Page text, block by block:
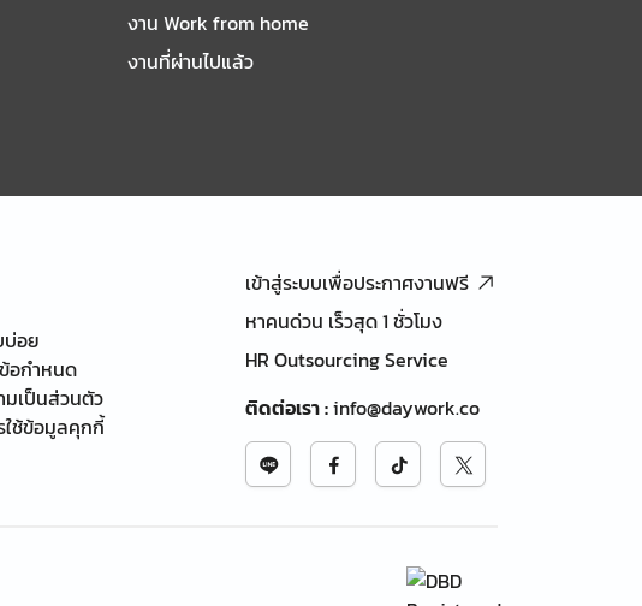
งาน Work from home
งานที่ผ่านไปแล้ว
อย
อกำหนด
มเป็นส่วนตัว
ใช้ข้อมูลคุกกี้
เข้าสู่ระบบเพื่อประกาศงานฟรี
หาคนด่วน เร็วสุด 1 ชั่วโมง
HR Outsourcing Service
ติดต่อเรา:info@daywork.co